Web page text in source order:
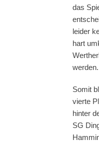
das
leider
hart
werden.
Somit
vierte
hinter
SG